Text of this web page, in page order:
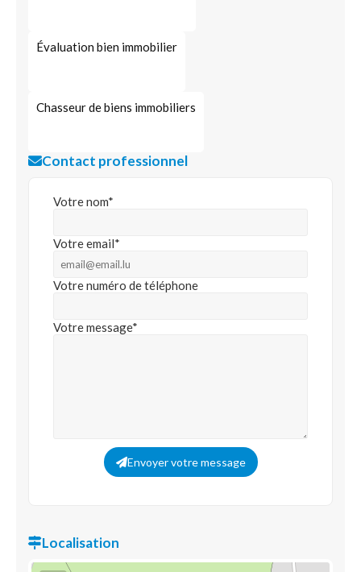
Évaluation bien immobilier
Chasseur de biens immobiliers
Contact professionnel
Votre nom*
Votre email*
Votre numéro de téléphone
Votre message*
Envoyer votre message
Localisation